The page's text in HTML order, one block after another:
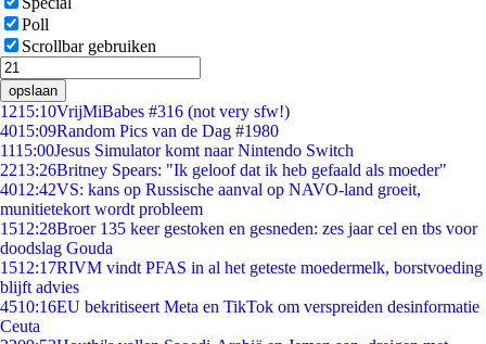
Poll
Scrollbar gebruiken
opslaan
1215:10VrijMiBabes #316 (not very sfw!)
4015:09Random Pics van de Dag #1980
1115:00Jesus Simulator komt naar Nintendo Switch
2213:26Britney Spears: "Ik geloof dat ik heb gefaald als moeder"
4012:42VS: kans op Russische aanval op NAVO-land groeit,
munitietekort wordt probleem
1512:28Broer 135 keer gestoken en gesneden: zes jaar cel en tbs voor
doodslag Gouda
1512:17RIVM vindt PFAS in al het geteste moedermelk, borstvoeding
blijft advies
4510:16EU bekritiseert Meta en TikTok om verspreiden desinformatie
Ceuta